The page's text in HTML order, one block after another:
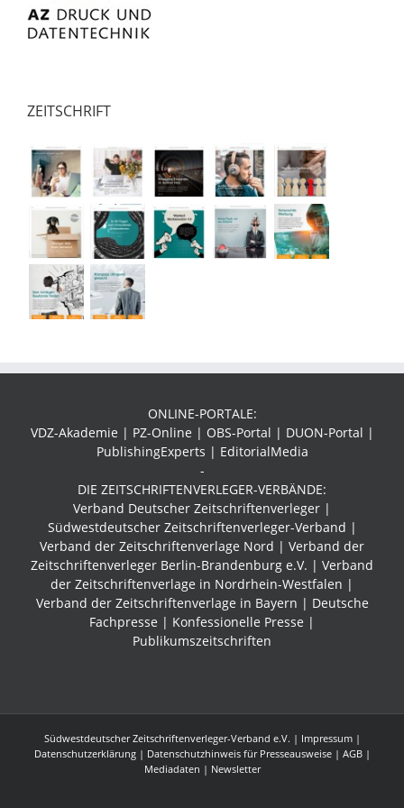
ZEITSCHRIFT
ONLINE-PORTALE:
VDZ-Akademie | PZ-Online | OBS-Portal | DUON-Portal |
PublishingExperts | EditorialMedia
-
DIE ZEITSCHRIFTENVERLEGER-VERBÄNDE:
Verband Deutscher Zeitschriftenverleger |
Südwestdeutscher Zeitschriftenverleger-Verband |
Verband der Zeitschriftenverlage Nord | Verband der
Zeitschriftenverleger Berlin-Brandenburg e.V. | Verband
der Zeitschriftenverlage in Nordrhein-Westfalen |
Verband der Zeitschriftenverlage in Bayern | Deutsche
Fachpresse | Konfessionelle Presse |
Publikumszeitschriften
Südwestdeutscher Zeitschriftenverleger-Verband e.V. | Impressum|
Datenschutzerklärung| Datenschutzhinweis für Presseausweise| AGB|
Mediadaten | Newsletter